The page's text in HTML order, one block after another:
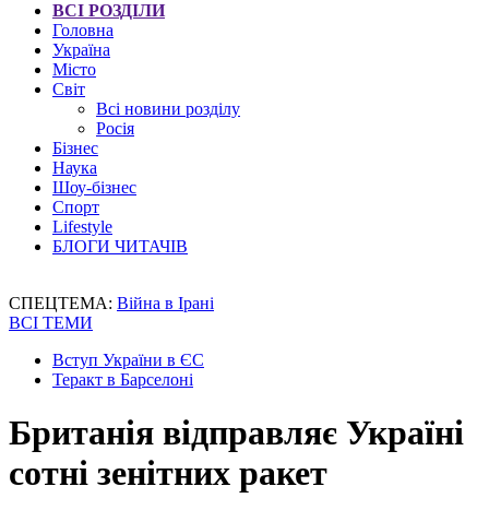
ВСІ РОЗДІЛИ
Головна
Україна
Місто
Світ
Всі новини розділу
Росія
Бізнес
Наука
Шоу-бізнес
Спорт
Lifestyle
БЛОГИ ЧИТАЧІВ
СПЕЦТЕМА: Війна в Ірані
ВСІ ТЕМИ
Вступ України в ЄС
Теракт в Барселоні
Британія відправляє Україні
сотні зенітних ракет